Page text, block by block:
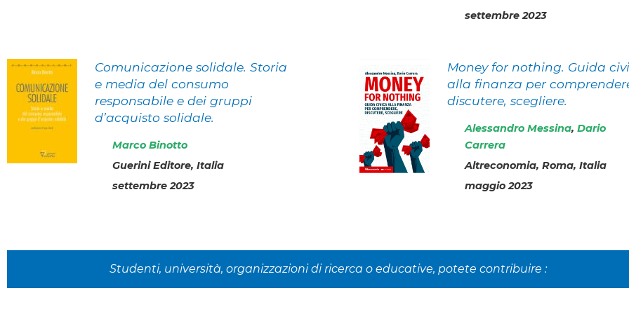
settembre 2023
Comunicazione solidale. Storia
e media del consumo
responsabile e dei gruppi
d’acquisto solidale.
Marco Binotto
Guerini Editore, Italia
settembre 2023
Money for nothing. Guida
alla finanza per
discutere, scegliere.
Alessandro Messina, Dario
Carrera
Altreconomia, Roma, Italia
maggio 2023
Studenti, università, organizzazioni di ricerca o educative, potete contribuire :